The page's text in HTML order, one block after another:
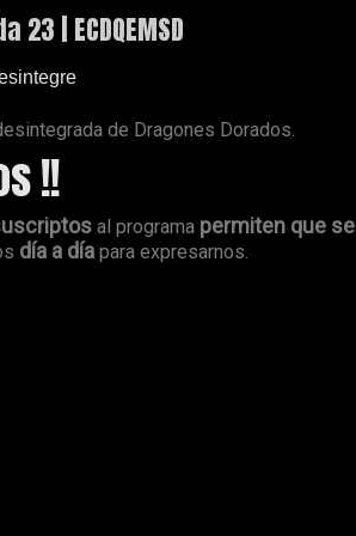
23 | ECDQEMSD
de Dragones Dorados.
!!
al programa permiten que se
día a díapara expresarnos.